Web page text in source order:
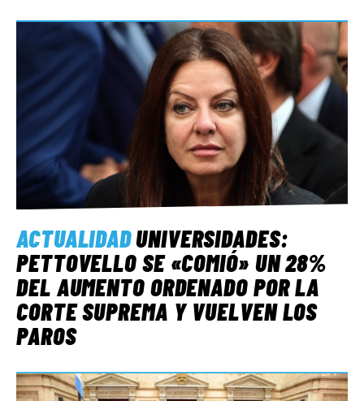
ACTUALIDADUNIVERSIDADES:
PETTOVELLO SE «COMIÓ» UN 28%
DEL AUMENTO ORDENADO POR LA
CORTE SUPREMA Y VUELVEN LOS
PAROS